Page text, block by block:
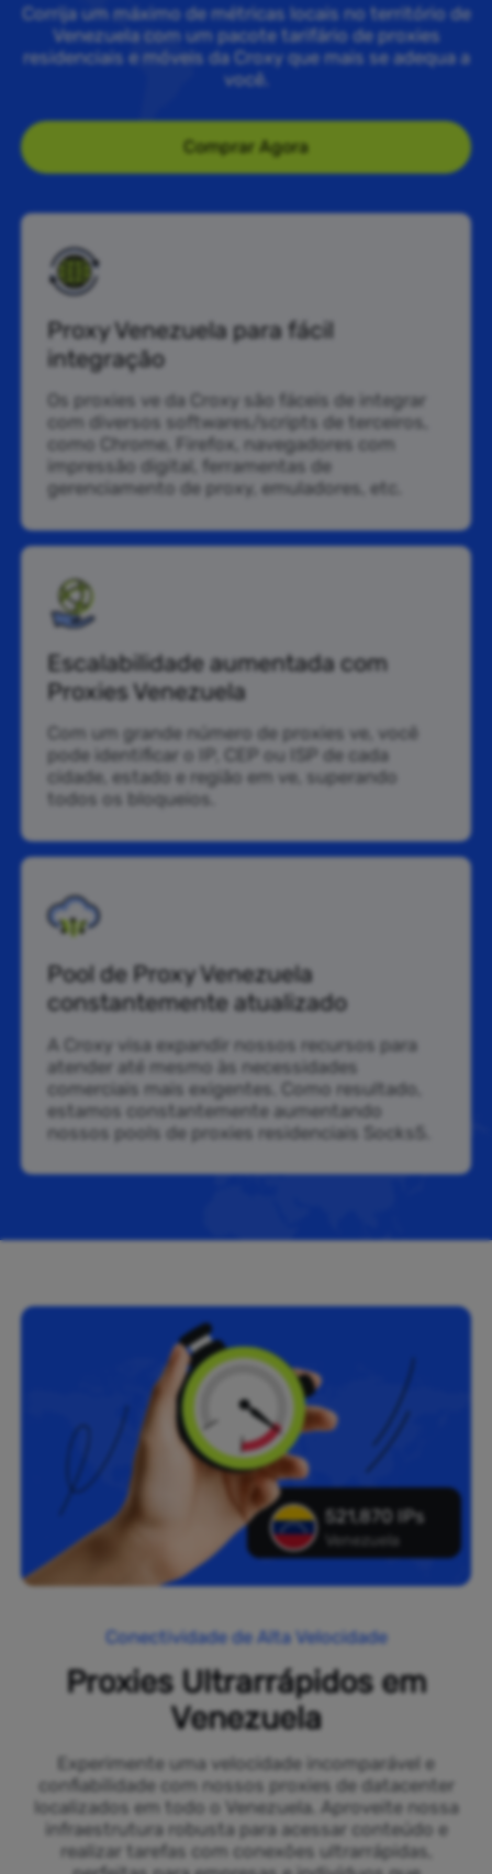
Corrija um máximo de métricas locais no território de
Venezuela com um pacote tarifário de proxies
residenciais e móveis da Croxy que mais se adequa a
você.
Comprar Agora
Proxy Venezuela para fácil
integração
Os proxies ve da Croxy são fáceis de integrar
com diversos softwares/scripts de terceiros,
como Chrome, Firefox, navegadores com
impressão digital, ferramentas de
gerenciamento de proxy, emuladores, etc.
Escalabilidade aumentada com
Proxies Venezuela
Com um grande número de proxies ve, você
pode identificar o IP, CEP ou ISP de cada
cidade, estado e região em ve, superando
todos os bloqueios.
Pool de Proxy Venezuela
constantemente atualizado
A Croxy visa expandir nossos recursos para
atender até mesmo às necessidades
comerciais mais exigentes. Como resultado,
estamos constantemente aumentando
nossos pools de proxies residenciais Socks5.
521,870 IPs
Venezuela
Conectividade de Alta Velocidade
Proxies Ultrarrápidos em
Venezuela
Experimente uma velocidade incomparável e
confiabilidade com nossos proxies de datacenter
localizados em todo o Venezuela. Aproveite nossa
infraestrutura robusta para acessar conteúdo e
realizar tarefas com conexões ultrarrápidas,